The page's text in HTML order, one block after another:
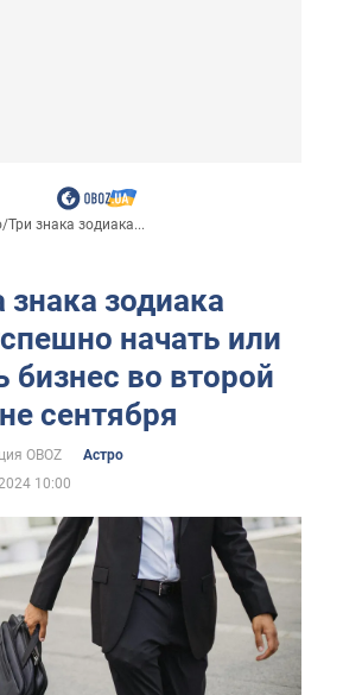
/Три знака зодиака...
знака зодиака
начать или
бизнес во второй
сентября
OBOZ
Астро
10:00